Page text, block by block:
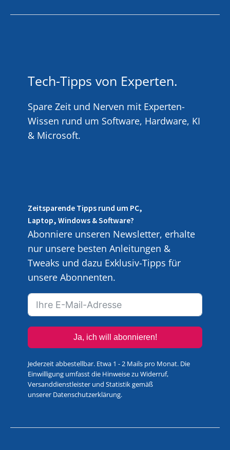
Tech-Tipps von Experten.
Spare Zeit und Nerven mit Experten-
Wissen rund um Software, Hardware, KI
& Microsoft.
Zeitsparende Tipps rund um PC,
Laptop, Windows & Software?
Abonniere unseren Newsletter, erhalte
nur unsere besten Anleitungen &
Tweaks und dazu Exklusiv-Tipps für
unsere Abonnenten.
Ja, ich will abonnieren!
Jederzeit abbestellbar. Etwa 1 - 2 Mails pro Monat. Die
Einwilligung umfasst die Hinweise zu Widerruf,
Versanddienstleister und Statistik gemäß
unserer Datenschutzerklärung.